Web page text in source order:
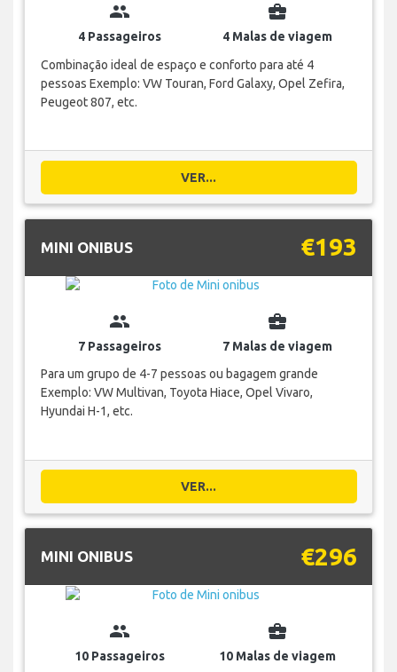
group
4 Passageiros
business_center
4 Malas de viagem
Combinação ideal de espaço e conforto para até 4
pessoas Exemplo: VW Touran, Ford Galaxy, Opel Zefira,
Peugeot 807, etc.
VER...
MINI ONIBUS €193
group
7 Passageiros
business_center
7 Malas de viagem
Para um grupo de 4-7 pessoas ou bagagem grande
Exemplo: VW Multivan, Toyota Hiace, Opel Vivaro,
Hyundai H-1, etc.
VER...
MINI ONIBUS €296
group
10 Passageiros
business_center
10 Malas de viagem